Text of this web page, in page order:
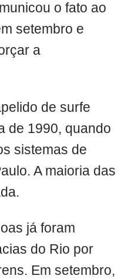
o fato ao
setembro e
a
de surfe
de 1990, quando
sistemas de
A maioria das
já foram
do Rio por
Em setembro,